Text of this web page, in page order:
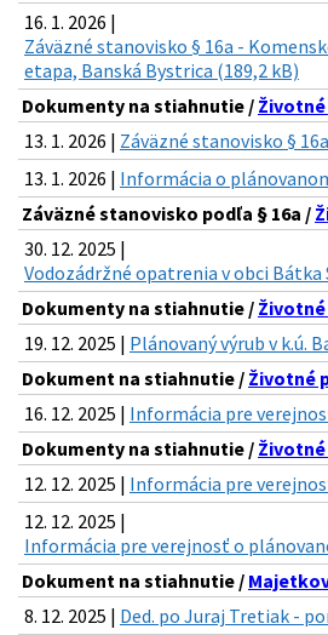
16. 1. 2026 |
Záväzné stanovisko § 16a -
etapa, Banská Bystrica (189,2 kB)
Dokumenty na stiahnutie /
13. 1. 2026 | Záväzné stanovisko §
13. 1. 2026 | Informácia o
Záväzné stanovisko podľa § 16a /
30. 12. 2025 |
Vodozádržné opatrenia v obci Bátka
Dokumenty na stiahnutie /
19. 12. 2025 | Plánovaný výrub v k.ú.
Dokument na stiahnutie / Životné
16. 12. 2025 | Informácia pre
Dokumenty na stiahnutie /
12. 12. 2025 | Informácia pre
12. 12. 2025 |
Informácia pre verejnosť o
Dokument na stiahnutie /
8. 12. 2025 | Ded. po Juraj Tretiak -